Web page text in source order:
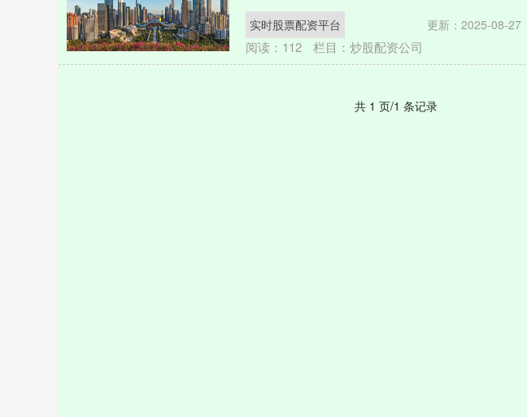
实时股票配资平台 更新：2025-08-27
阅读： 112 栏目： 炒股配资公司
共 1 页/1 条记录